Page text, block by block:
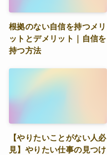
根拠のない自信を持つメリ
ットとデメリット｜自信を
持つ方法
【やりたいことがない人必
見】やりたい仕事の見つけ